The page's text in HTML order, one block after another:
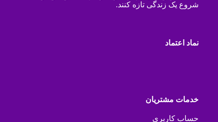
شروع یک زندگی تازه کنند.
نماد اعتماد
خدمات مشتریان
حساب کاربری